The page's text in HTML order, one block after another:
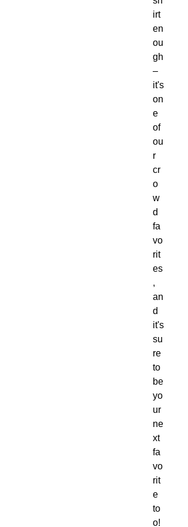
irt
en
ou
gh
–
it's
on
e
of
ou
r
cr
o
w
d
fa
vo
rit
es
,
an
d
it's
su
re
to
be
yo
ur
ne
xt
fa
vo
rit
e
to
o!